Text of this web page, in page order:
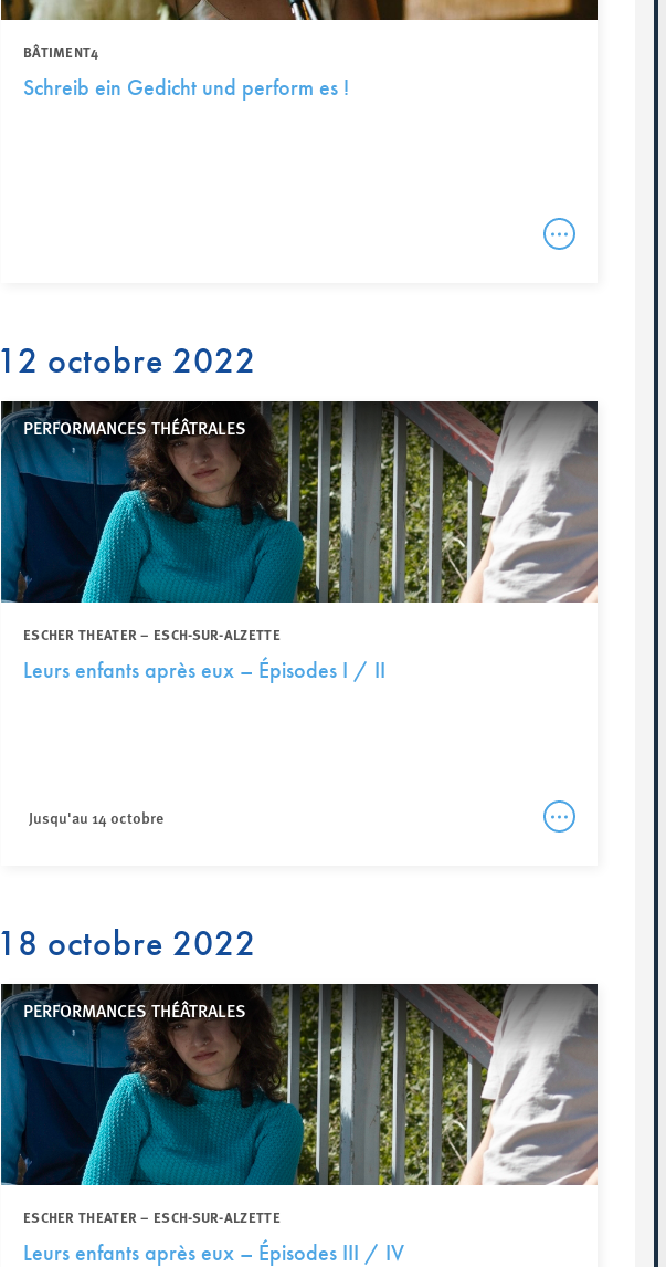
BÂTIMENT4
Schreib ein Gedicht und perform es !
12 octobre 2022
PERFORMANCES THÉÂTRALES
ESCHER THEATER – ESCH-SUR-ALZETTE
Leurs enfants après eux – Épisodes I / II
Jusqu'au 14 octobre
18 octobre 2022
PERFORMANCES THÉÂTRALES
ESCHER THEATER – ESCH-SUR-ALZETTE
Leurs enfants après eux – Épisodes III / IV